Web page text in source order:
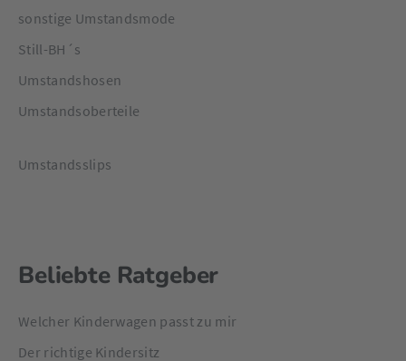
sonstige Umstandsmode
Still-BH´s
Umstandshosen
Umstandsoberteile
Umstandsslips
Beliebte Ratgeber
Welcher Kinderwagen passt zu mir
Der richtige Kindersitz